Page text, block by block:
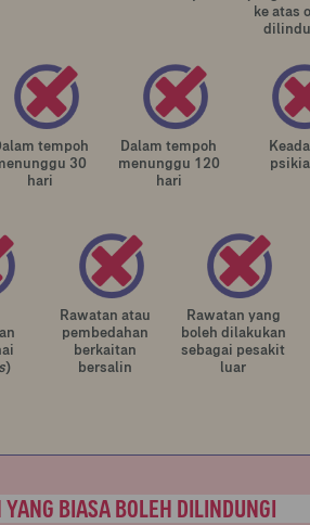
ke atas
tempoh
30
hari
Dalam tempoh
menunggu 120
hari
)
Rawatan atau
pembedahan
berkaitan
bersalin
Rawatan yang
boleh dilakukan
sebagai pesakit
luar
BIASA BOLEH DILINDUNGI